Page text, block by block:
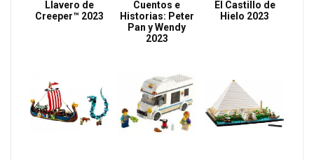
Llavero de
Creeper™ 2023
Cuentos e
Historias: Peter
Pan y Wendy
2023
El Castillo de
Hielo 2023